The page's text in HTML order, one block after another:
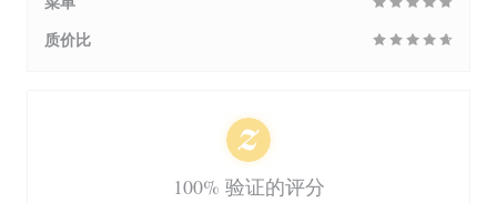
质价比
100% 验证的评分